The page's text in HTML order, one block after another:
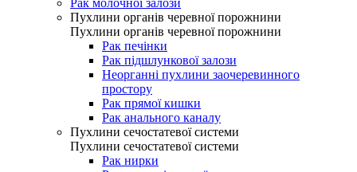
Рак молочної залози
Пухлини органів черевної порожнини
Пухлини органів черевної порожнини
Рак печінки
Рак підшлункової залози
Неорганні пухлини заочеревинного
простору
Рак прямої кишки
Рак анального каналу
Пухлини сечостатевої системи
Пухлини сечостатевої системи
Рак нирки